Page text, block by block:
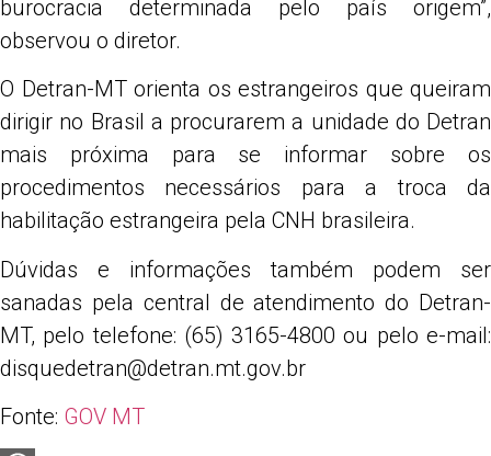
burocracia determinada pelo país origem”,
observou o diretor.
O Detran-MT orienta os estrangeiros que queiram
dirigir no Brasil a procurarem a unidade do Detran
mais próxima para se informar sobre os
procedimentos necessários para a troca da
habilitação estrangeira pela CNH brasileira.
Dúvidas e informações também podem ser
sanadas pela central de atendimento do Detran-
MT, pelo telefone: (65) 3165-4800 ou pelo e-mail:
disquedetran@detran.mt.gov.br
Fonte: GOV MT